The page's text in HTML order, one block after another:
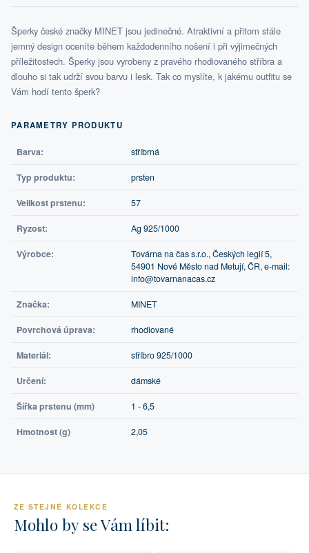
Šperky české značky MINET jsou jedinečné. Atraktivní a přitom stále
jemný design oceníte během každodenního nošení i při výjimečných
příležitostech. Šperky jsou vyrobeny z pravého rhodiovaného stříbra a
dlouho si tak udrží svou barvu i lesk. Tak co myslíte, k jakému outfitu se
Vám hodí tento šperk?
PARAMETRY PRODUKTU
Barva: stříbrná
Typ produktu: prsten
Velikost prstenu: 57
Ryzost: Ag 925/1000
Výrobce:
Továrna na čas s.r.o., Českých legií 5,
54901 Nové Město nad Metují, ČR, e-mail:
info@tovarnanacas.cz
Značka: MINET
Povrchová úprava: rhodiované
Materiál: stříbro 925/1000
Určení: dámské
Šířka prstenu (mm) 1 - 6,5
Hmotnost (g) 2,05
ZE STEJNÉ KOLEKCE
Mohlo by se Vám líbit: